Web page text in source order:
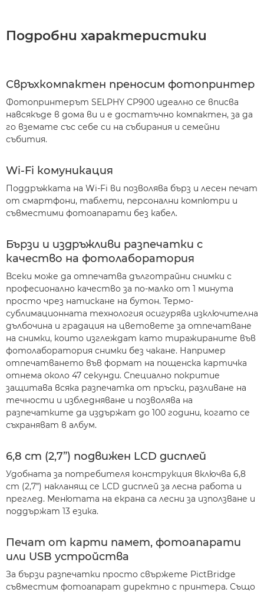
Подробни характеристики
Свръхкомпактен преносим фотопринтер
Фотопринтерът SELPHY CP900 идеално се вписва
навсякъде в дома ви и е достатъчно компактен, за да
го вземате със себе си на събирания и семейни
събития.
Wi-Fi комуникация
Поддръжката на Wi-Fi ви позволява бърз и лесен печат
от смартфони, таблети, персонални компютри и
съвместими фотоапарати без кабел.
Бързи и издръжливи разпечатки с
качество на фотолаборатория
Всеки може да отпечатва дълготрайни снимки с
професионално качество за по-малко от 1 минута
просто чрез натискане на бутон. Термо-
сублимационната технология осигурява изключителна
дълбочина и градация на цветовете за отпечатване
на снимки, които изглеждат като тиражираните във
фотолаборатория снимки без чакане. Например
отпечатването във формат на пощенска картичка
отнема около 47 секунди. Специално покритие
защитава всяка разпечатка от пръски, разливане на
течности и избледняване и позволява на
разпечатките да издържат до 100 години, когато се
съхраняват в албум.
6,8 cm (2,7”) подвижен LCD дисплей
Удобната за потребителя конструкция включва 6,8
cm (2,7”) накланящ се LCD дисплей за лесна работа и
преглед. Менютата на екрана са лесни за използване и
поддържат 13 езика.
Печат от карти памет, фотоапарати
или USB устройства
За бързи разпечатки просто свържете PictBridge
съвместим фотоапарат директно с принтера. Също